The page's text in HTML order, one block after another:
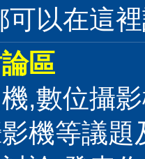
可以在這
區
,數位攝
機等議題